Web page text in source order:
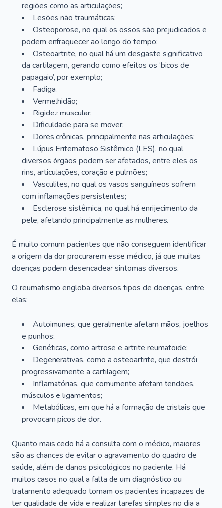
regiões como as articulações;
Lesões não traumáticas;
Osteoporose, no qual os ossos são prejudicados e
podem enfraquecer ao longo do tempo;
Osteoartrite, no qual há um desgaste significativo
da cartilagem, gerando como efeitos os ‘bicos de
papagaio’, por exemplo;
Fadiga;
Vermelhidão;
Rigidez muscular;
Dificuldade para se mover;
Dores crônicas, principalmente nas articulações;
Lúpus Eritematoso Sistêmico (LES), no qual
diversos órgãos podem ser afetados, entre eles os
rins, articulações, coração e pulmões;
Vasculites, no qual os vasos sanguíneos sofrem
com inflamações persistentes;
Esclerose sistêmica, no qual há enrijecimento da
pele, afetando principalmente as mulheres.
É muito comum pacientes que não conseguem identificar
a origem da dor procurarem esse médico, já que muitas
doenças podem desencadear sintomas diversos.
O reumatismo engloba diversos tipos de doenças, entre
elas:
Autoimunes, que geralmente afetam mãos, joelhos
e punhos;
Genéticas, como artrose e artrite reumatoide;
Degenerativas, como a osteoartrite, que destrói
progressivamente a cartilagem;
Inflamatórias, que comumente afetam tendões,
músculos e ligamentos;
Metabólicas, em que há a formação de cristais que
provocam picos de dor.
Quanto mais cedo há a consulta com o médico, maiores
são as chances de evitar o agravamento do quadro de
saúde, além de danos psicológicos no paciente. Há
muitos casos no qual a falta de um diagnóstico ou
tratamento adequado tornam os pacientes incapazes de
ter qualidade de vida e realizar tarefas simples no dia a